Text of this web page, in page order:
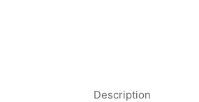
Description